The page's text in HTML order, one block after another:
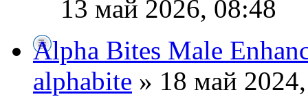
13 май 2026, 08:48
Alpha Bites Male
alphabite » 18 май